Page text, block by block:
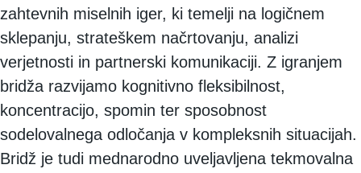
zahtevnih miselnih iger, ki temelji na logičnem
sklepanju, strateškem načrtovanju, analizi
verjetnosti in partnerski komunikaciji. Z igranjem
bridža razvijamo kognitivno fleksibilnost,
koncentracijo, spomin ter sposobnost
sodelovalnega odločanja v kompleksnih situacijah.
Bridž je tudi mednarodno uveljavljena tekmovalna